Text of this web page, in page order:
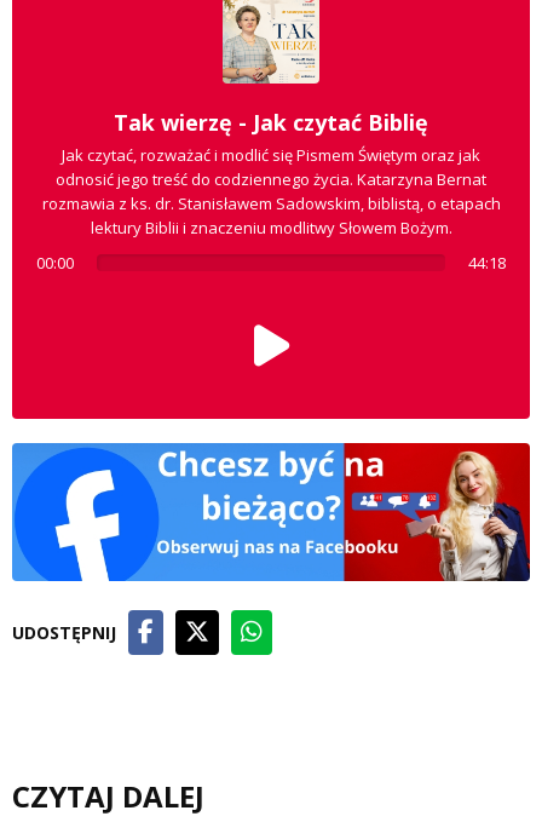
Tak wierzę - Jak czytać Biblię
Jak czytać, rozważać i modlić się Pismem Świętym oraz jak
odnosić jego treść do codziennego życia. Katarzyna Bernat
rozmawia z ks. dr. Stanisławem Sadowskim, biblistą, o etapach
lektury Biblii i znaczeniu modlitwy Słowem Bożym.
00:00
44:18
UDOSTĘPNIJ
CZYTAJ DALEJ